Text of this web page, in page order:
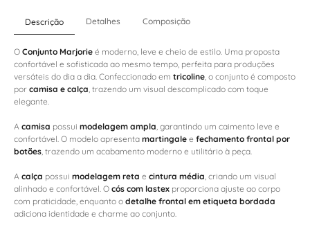
Descrição Detalhes Composição
O Conjunto Marjorie é moderno, leve e cheio de estilo. Uma proposta
confortável e sofisticada ao mesmo tempo, perfeita para produções
versáteis do dia a dia. Confeccionado em tricoline, o conjunto é composto
por camisa e calça, trazendo um visual descomplicado com toque
elegante.
A camisa possui modelagem ampla, garantindo um caimento leve e
confortável. O modelo apresenta martingale e fechamento frontal por
botões, trazendo um acabamento moderno e utilitário à peça.
A calça possui modelagem reta e cintura média, criando um visual
alinhado e confortável. O cós com lastex proporciona ajuste ao corpo
com praticidade, enquanto o detalhe frontal em etiqueta bordada
adiciona identidade e charme ao conjunto.